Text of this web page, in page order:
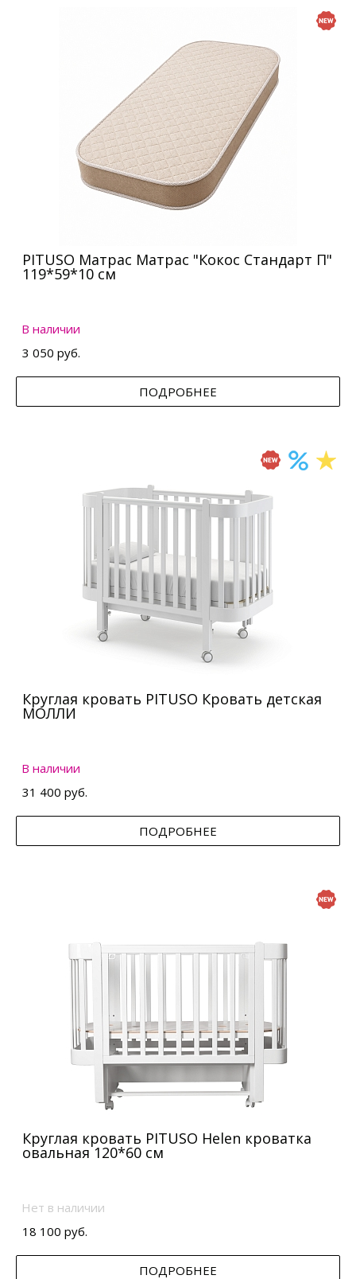
PITUSO Матрас Матрас "Кокос Стандарт П"
119*59*10 см
В наличии
3 050 руб.
ПОДРОБНЕЕ
Круглая кровать PITUSO Кровать детская
МОЛЛИ
В наличии
31 400 руб.
ПОДРОБНЕЕ
Круглая кровать PITUSO Helen кроватка
овальная 120*60 см
Нет в наличии
18 100 руб.
ПОДРОБНЕЕ